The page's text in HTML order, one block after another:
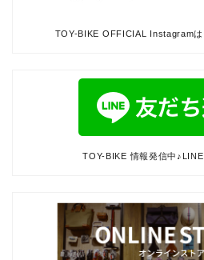
TOY-BIKE OFFICIAL Instagramは
TOY-BIKE 情報発信中